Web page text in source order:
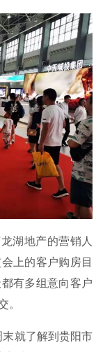
湖地产的营销人
上的客户购房目
有多组意向客户
。
就了解到贵阳市